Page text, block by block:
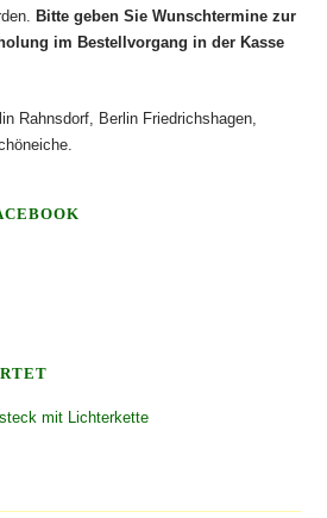
Bitte geben Sie Wunschtermine zur
im Bestellvorgang in der Kasse
Rahnsdorf, Berlin Friedrichshagen,
mit Lichterkette